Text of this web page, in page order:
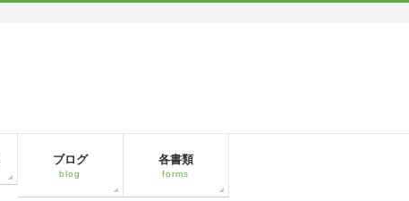
ブログ
blog
各書類
forms